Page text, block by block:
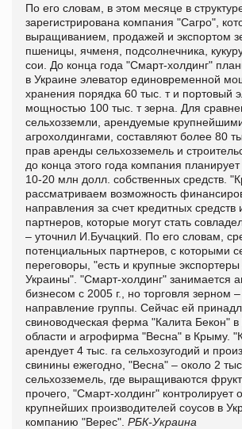
По его словам, в этом месяце в
зарегистрирована компания "Сагро",
выращиванием, продажей и экспортом
пшеницы, ячменя, подсолнечника,
сои. До конца года "Смарт-холдинг"
в Украине элеватор единовременной
хранения порядка 60 тыс. т и портовый
мощностью 100 тыс. т зерна. Для
сельхозземли, арендуемые
агрохолдингами, составляют более 80
прав аренды сельхозземель и
до конца этого года компания
10-20 млн долл. собственных средств.
рассматриваем возможность
направления за счет кредитных средств
партнеров, которые могут стать
– уточнил И.Бучацкий. По его словам,
потенциальных партнеров, с которыми
переговоры, "есть и крупные
Украины". "Смарт-холдинг" занимается
бизнесом с 2005 г., но торговля зерном
направление группы. Сейчас ей
свиноводческая ферма "Калита Бекон" в
области и агрофирма "Весна" в Крыму.
арендует 4 тыс. га сельхозугодий и
свинины ежегодно, "Весна" – около 2
сельхозземель, где выращиваются
прочего, "Смарт-холдинг" контролирует
крупнейших производителей соусов в
компанию "Верес". РБК-Украина